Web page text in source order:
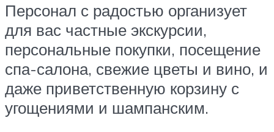
Персонал с радостью организует
для вас частные экскурсии,
персональные покупки, посещение
спа-салона, свежие цветы и вино, и
даже приветственную корзину с
угощениями и шампанским.